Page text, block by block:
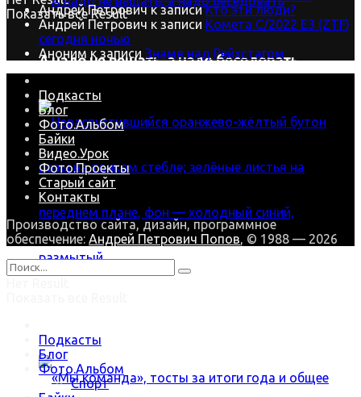
Показать все Result
А надо не вещать, а надо беседовать
Андрей Петровичк записиКто эти люди?
Андрей Петрович к записи Комета C/2022 E3 (ZTF)
сегодня ночью
Аноним к записи Знамя над Рейхстагом
Подкасты
Блог
Фото.Альбом
Байки
Видео.Урок
Фото.Проекты
Старый сайт
Контакты
Производство сайта, дизайн, программное
обеспечение: Андрей Петрович Попов, © 1988 — 2026
Подкасты
Блог
Фото.Альбом
Спорт